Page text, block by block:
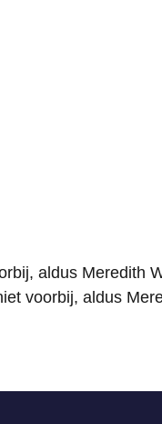
aldus Meredith
voorbij, aldus